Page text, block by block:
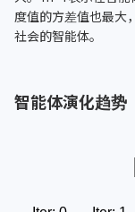
度值的方差值也最大
社会的智能体。
智能体演化趋势